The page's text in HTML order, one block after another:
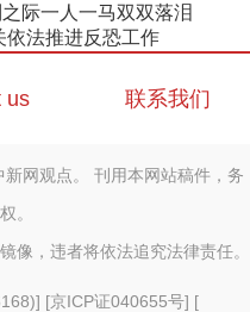
际一人一马双双落泪
依法推进反恐工作
us 联系我们
网观点。 刊用本网站稿件，务
。
像，违者将依法追究法律责任。
] [京ICP证040655号] [